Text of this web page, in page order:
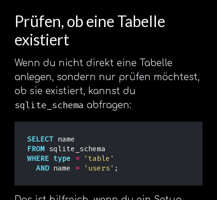
Prüfen, ob eine Tabelle
existiert
Wenn du nicht direkt eine Tabelle
anlegen, sondern nur prüfen möchtest,
ob sie existiert, kannst du
sqlite_schema abfragen:
SELECT name
FROM sqlite_schema
WHERE type =
'table'
AND name = 'users' ;